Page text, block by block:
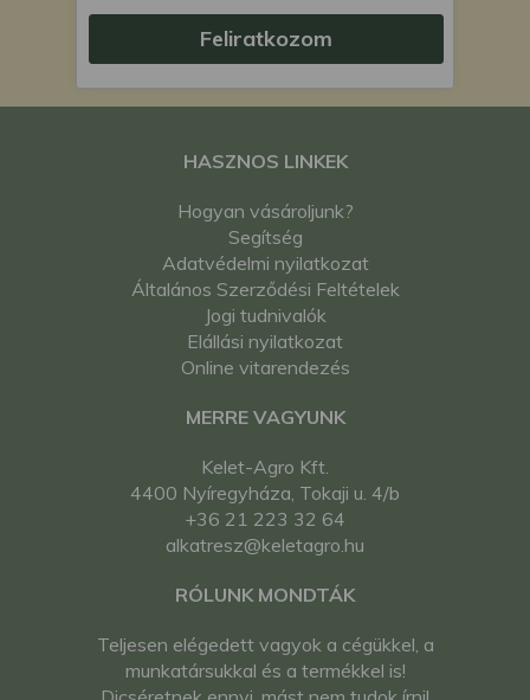
Feliratkozom
HASZNOS LINKEK
Hogyan vásároljunk?
Segítség
Adatvédelmi nyilatkozat
Általános Szerződési Feltételek
Jogi tudnivalók
Elállási nyilatkozat
Online vitarendezés
MERRE VAGYUNK
Kelet-Agro Kft.
4400 Nyíregyháza, Tokaji u. 4/b
+36 21 223 32 64
alkatresz@keletagro.hu
RÓLUNK MONDTÁK
Teljesen elégedett vagyok a cégükkel, a
munkatársukkal és a termékkel is!